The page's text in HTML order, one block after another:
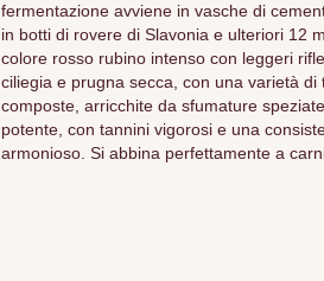
fermentazione avviene in vasche di
in botti di rovere di Slavonia e ulteriori 12
colore rosso rubino intenso con leggeri
ciliegia e prugna secca, con una varietà
composte, arricchite da sfumature
potente, con tannini vigorosi e una
armonioso. Si abbina perfettamente a